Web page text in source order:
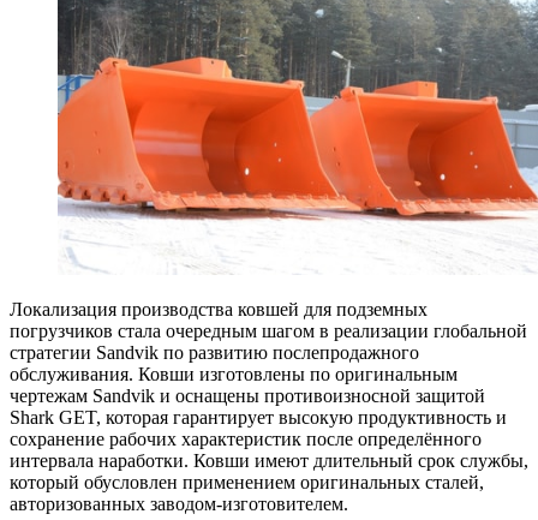
Локализация производства ковшей для подземных
погрузчиков стала очередным шагом в реализации глобальной
стратегии Sandvik по развитию послепродажного
обслуживания. Ковши изготовлены по оригинальным
чертежам Sandvik и оснащены противоизносной защитой
Shark GET, которая гарантирует высокую продуктивность и
сохранение рабочих характеристик после определённого
интервала наработки. Ковши имеют длительный срок службы,
который обусловлен применением оригинальных сталей,
авторизованных заводом-изготовителем.